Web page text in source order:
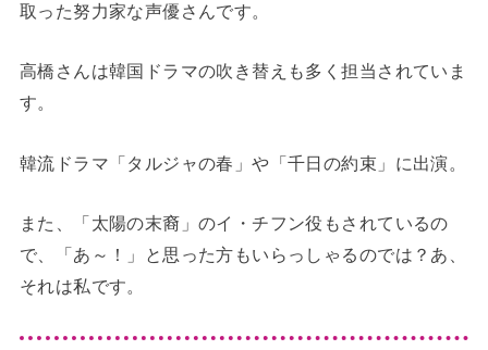
取った努力家な声優さんです。
高橋さんは韓国ドラマの吹き替えも多く担当されていま
す。
韓流ドラマ「タルジャの春」や「千日の約束」に出演。
また、「太陽の末裔」のイ・チフン役もされているの
で、「あ～！」と思った方もいらっしゃるのでは？あ、
それは私です。